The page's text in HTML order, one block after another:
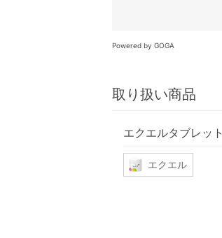
Powered by GOGA
取り扱い商品
エクエルタブレット
エクエル